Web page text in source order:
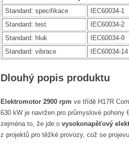
Standard: specifikace
IEC60034-1
Standard: test
IEC60034-2
Standard: hluk
IEC60034-9
Standard: vibrace
IEC60034-14
Dlouhý popis produktu
Elektromotor 2900 rpm ve třídě H17R
630 kW je navržen pro průmyslové
zejména to, že jde o vysokonapěťový
z projektů pro těžké provozy, což se